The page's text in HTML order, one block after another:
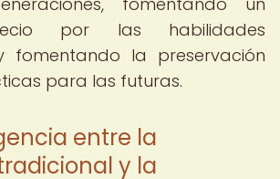
por las habilidades
fomentando la preservación
para las futuras.
entre la
y la